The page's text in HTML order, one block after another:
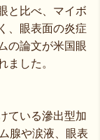
と比べ、マイボ
、眼表面の炎症
の論文が米国眼
ました。
ている滲出型加
腺や涙液、眼表